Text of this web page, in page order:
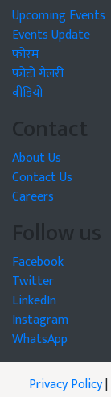
Upcoming Events
Events Update
फोरम
फोटो गैलरी
वीडियो
Contact
About Us
Contact Us
Careers
Follow us
Facebook
Twitter
LinkedIn
Instagram
WhatsApp
Privacy Policy|